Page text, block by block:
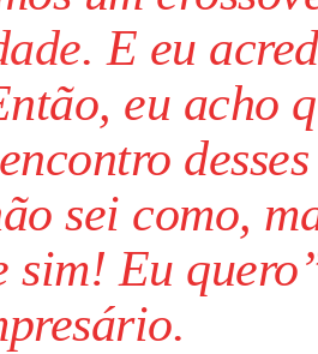
. E eu
eu acho
sei como,
sim! Eu